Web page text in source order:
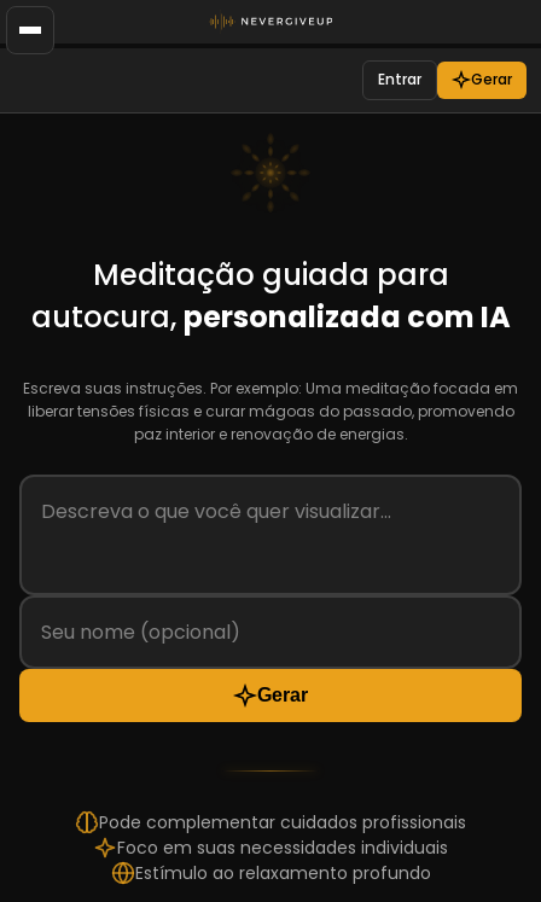
Entrar Gerar
Meditação guiada para
autocura, personalizada com IA
Escreva suas instruções. Por exemplo: Uma meditação focada em
liberar tensões físicas e curar mágoas do passado, promovendo
paz interior e renovação de energias.
Gerar
Pode complementar cuidados profissionais
Foco em suas necessidades individuais
Estímulo ao relaxamento profundo